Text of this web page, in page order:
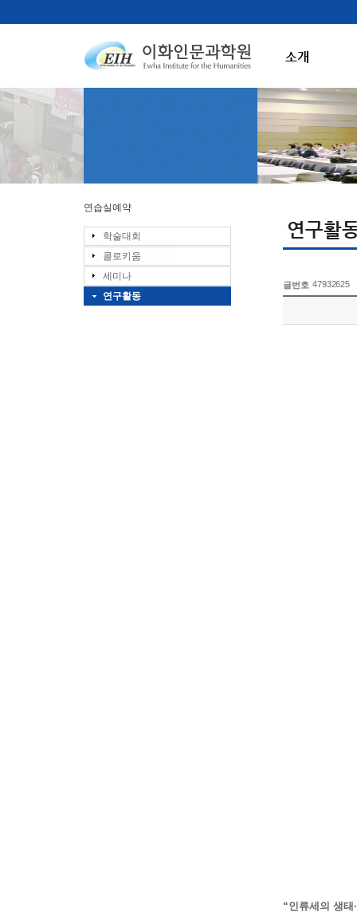
소개
연습실예약
학술대회
콜로키움
세미나
연구활동
글번호 47932625
“인류세의 생태
연구활